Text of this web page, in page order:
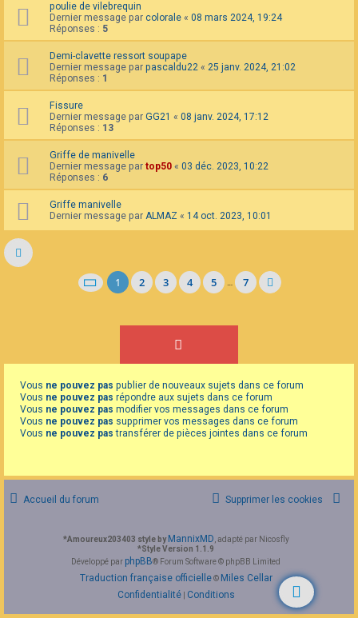
poulie de vilebrequin
Dernier message par colorale « 08 mars 2024, 19:24
Réponses : 5
Demi-clavette ressort soupape
Dernier message par pascaldu22 « 25 janv. 2024, 21:02
Réponses : 1
Fissure
Dernier message par GG21 « 08 janv. 2024, 17:12
Réponses : 13
Griffe de manivelle
Dernier message par top50 « 03 déc. 2023, 10:22
Réponses : 6
Griffe manivelle
Dernier message par ALMAZ « 14 oct. 2023, 10:01
1 2 3 4 5 … 7
Vous ne pouvez pas publier de nouveaux sujets dans ce forum
Vous ne pouvez pas répondre aux sujets dans ce forum
Vous ne pouvez pas modifier vos messages dans ce forum
Vous ne pouvez pas supprimer vos messages dans ce forum
Vous ne pouvez pas transférer de pièces jointes dans ce forum
Accueil du forum Supprimer les cookies
*Amoureux203403 style by MannixMD, adapté par Nicosfly
*Style Version 1.1.9
Développé par phpBB® Forum Software © phpBB Limited
Traduction française officielle© Miles Cellar
Confidentialité| Conditions